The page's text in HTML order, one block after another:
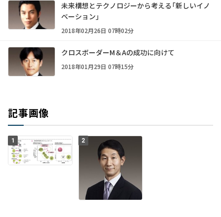
未来構想とテクノロジーから考える「新しいイノ
ベーション」
2018年02月26日 07時02分
クロスボーダーM＆Aの成功に向けて
2018年01月29日 07時15分
記事画像
1 2